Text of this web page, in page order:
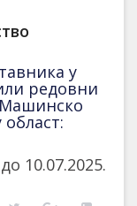
у
редовни
Машинско
10.07.2025.